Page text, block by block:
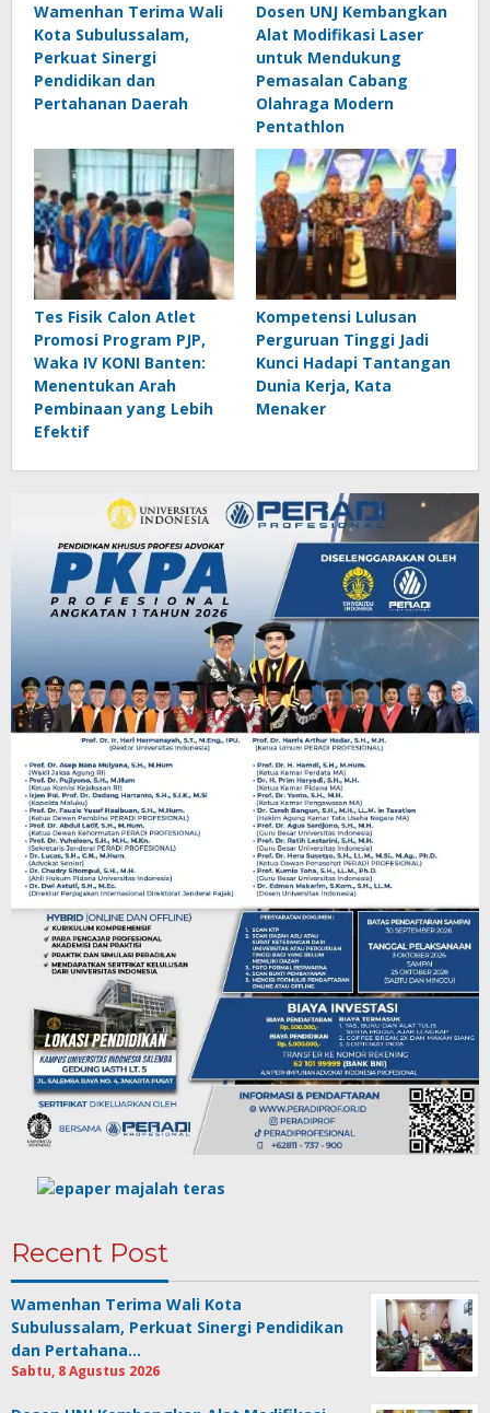
Wamenhan Terima Wali
Kota Subulussalam,
Perkuat Sinergi
Pendidikan dan
Pertahanan Daerah
Dosen UNJ Kembangkan
Alat Modifikasi Laser
untuk Mendukung
Pemasalan Cabang
Olahraga Modern
Pentathlon
Tes Fisik Calon Atlet
Promosi Program PJP,
Waka IV KONI Banten:
Menentukan Arah
Pembinaan yang Lebih
Efektif
Kompetensi Lulusan
Perguruan Tinggi Jadi
Kunci Hadapi Tantangan
Dunia Kerja, Kata
Menaker
Recent Post
Wamenhan Terima Wali Kota
Subulussalam, Perkuat Sinergi Pendidikan
dan Pertahana…
Sabtu, 8 Agustus 2026